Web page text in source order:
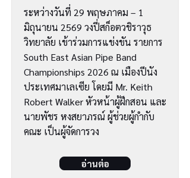
ระหว่างวันที่ 29 พฤษภาคม – 1
มิถุนายน 2569 วงปี่สก็อตวชิราวุธ
วิทยาลัย เข้าร่วมการแข่งขัน รายการ
South East Asian Pipe Band
Championships 2026 ณ เมืองปีนัง
ประเทศมาเลเซีย โดยมี Mr. Keith
Robert Walker หัวหน้าผู้ฝึกสอน และ
นายพัชร หงสยาภรณ์ ผู้ช่วยผู้กำกับ
คณะ เป็นผู้จัดการวง
อ่านต่อ